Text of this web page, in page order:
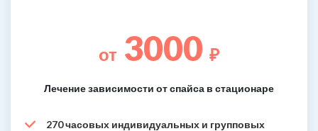
от 3000 ₽
Лечение зависимости от спайса в стационаре
270 часовых индивидуальных и групповых